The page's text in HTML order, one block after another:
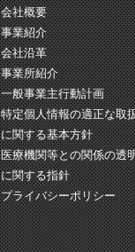
会社概要
事業紹介
会社沿革
事業所紹介
一般事業主行動計画
特定個人情報の適正な取
に関する基本方針
医療機関等との関係の透
に関する指針
プライバシーポリシー